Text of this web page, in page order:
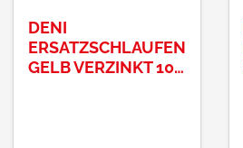
DENI
ERSATZSCHLAUFEN
GELB VERZINKT 10